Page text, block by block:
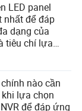
LED panel
để đáp
dạng của
tiêu chí lựa
nào cần
lựa chọn
để đáp ứng